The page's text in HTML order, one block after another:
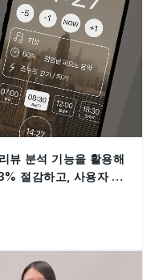
뷰 분석 기능을 활용해
절감하고, 사용자 관